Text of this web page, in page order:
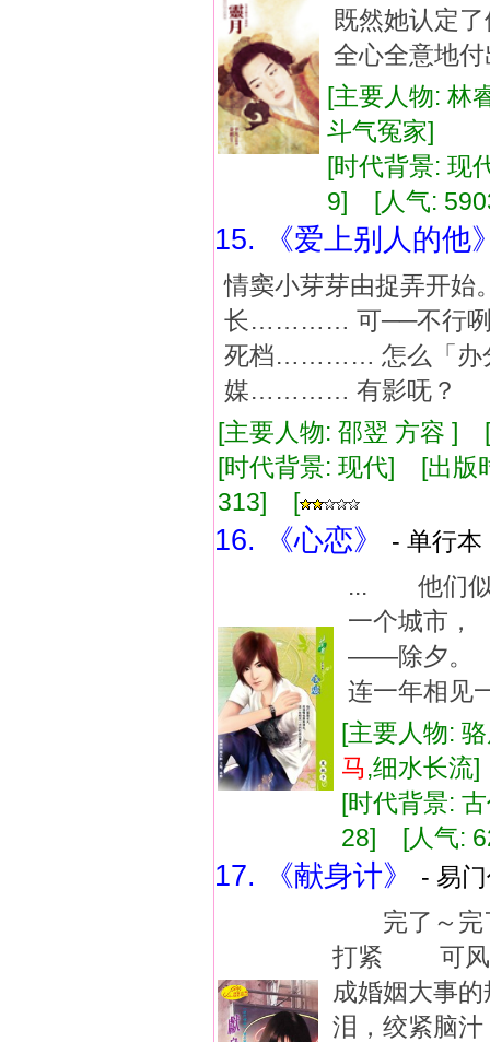
既然她认定
全心全意地
[主要人物:
斗气冤家]
[时代背景:
9] [人气:
15. 《爱上别人的他
情窦小芽芽由捉弄开始
长………… 可──不行咧
死档………… 怎么「办分
媒………… 有影呒？
[主要人物: 邵翌 方容
[时代背景: 现代] [出
313] [
16. 《心恋》
- 单行
... 他们
一个城市
——除夕
连一年相见
[主要人物:
马,细水长
[时代背景:
28] [人气:
17. 《献身计》
- 易
完了～完
打紧 可风
成婚姻大事
泪，绞紧